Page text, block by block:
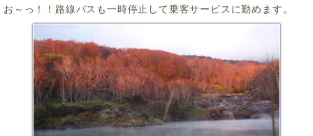
お～っ！！路線バスも一時停止して乗客サービスに勤めます。